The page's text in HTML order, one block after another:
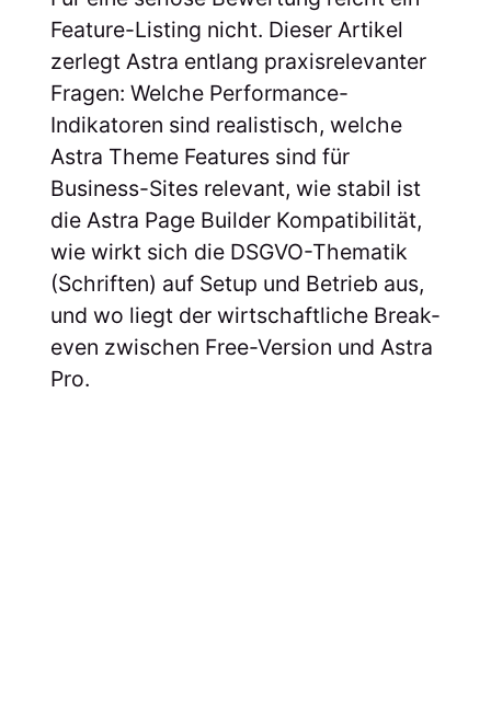
Feature-Listing nicht. Dieser Artikel
zerlegt Astra entlang praxisrelevanter
Fragen: Welche Performance-
Indikatoren sind realistisch, welche
Astra Theme Features sind für
Business-Sites relevant, wie stabil ist
die Astra Page Builder Kompatibilität,
wie wirkt sich die DSGVO-Thematik
(Schriften) auf Setup und Betrieb aus,
und wo liegt der wirtschaftliche Break-
even zwischen Free-Version und Astra
Pro.